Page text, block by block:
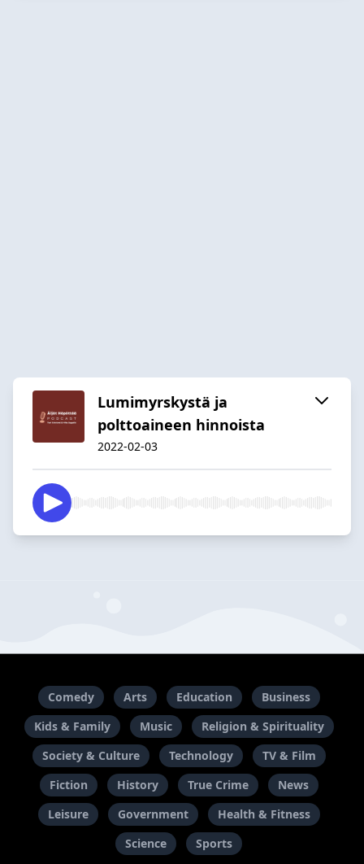
Lumimyrskystä ja
polttoaineen hinnoista
2022-02-03
Comedy Arts Education
Business
Kids & Family
Music
Religion & Spirituality
Society & Culture
Technology
TV & Film
Fiction
History True Crime
News
Leisure
Government
Health & Fitness
Science
Sports